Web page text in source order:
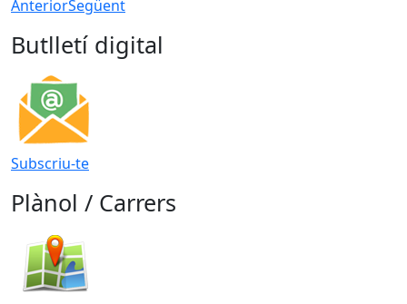
AnteriorSegüent
Butlletí digital
Subscriu-te
Plànol / Carrers